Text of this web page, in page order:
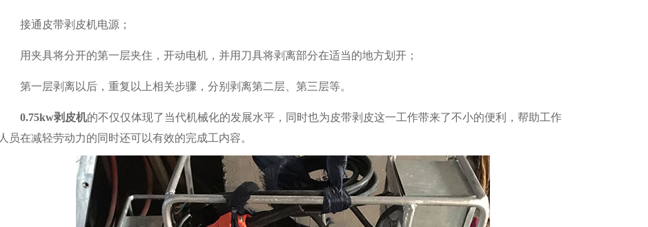
接通皮带剥皮机电源；
用夹具将分开的第一层夹住，开动电机，并用刀具将剥离部分在适当的地方划开；
第一层剥离以后，重复以上相关步骤，分别剥离第二层、第三层等。
0.75kw剥皮机的不仅仅体现了当代机械化的发展水平，同时也为皮带剥皮这一工作带来了不小的便利，帮助工作
人员在减轻劳动力的同时还可以有效的完成工内容。